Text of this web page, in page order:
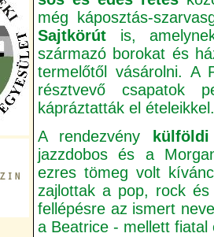
még káposztás-
Sajtkörút is,
származó borokat és
termelőtől vásárolni. A
résztvevő csapatok
kápráztatták el ételeikkel.
A rendezvény
jazzdobos és a
ezres tömeg volt
zajlottak a pop, rock
fellépésre az ismert
a Beatrice - mellett fiatal